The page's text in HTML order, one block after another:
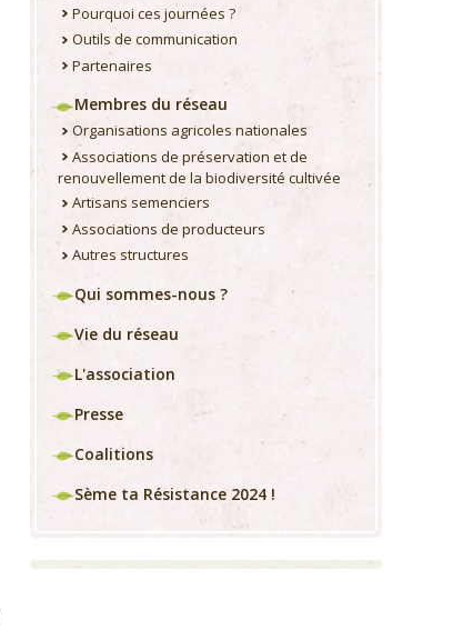
Pourquoi ces journées ?
Outils de communication
Partenaires
Membres du réseau
Organisations agricoles nationales
Associations de préservation et de
renouvellement de la biodiversité cultivée
Artisans semenciers
Associations de producteurs
Autres structures
Qui sommes-nous ?
Vie du réseau
L'association
Presse
Coalitions
Sème ta Résistance 2024 !